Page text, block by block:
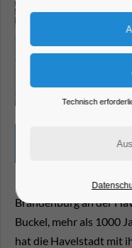
Brandenburg an der
Buckel, mehr als 1000
hat die Havelstadt mit
Technisch